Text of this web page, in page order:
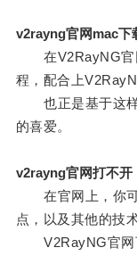
v2rayng官网mac下
在V2RayNG官
程，配合上
也正是基于这样
的喜爱。
v2rayng官网打不开
在官网上，你可
点，以及其他的技
V2RayNG官网